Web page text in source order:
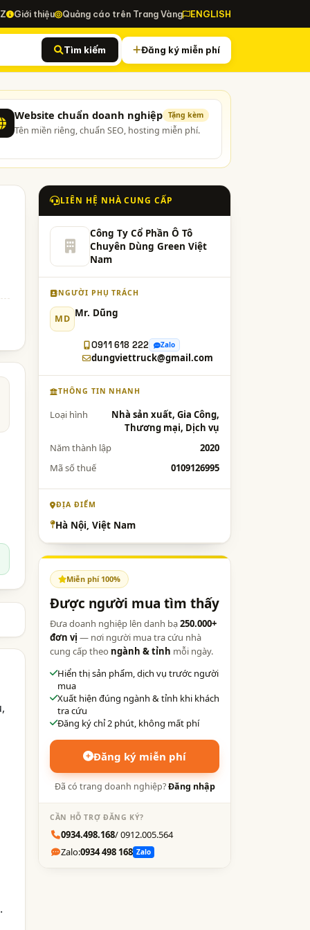
Giới thiệu Quảng cáo trên Trang Vàng ENGLISH
Tìm kiếm Đăng ký miễn phí
Website chuẩn doanh nghiệp Tặng kèm
Tên miền riêng, chuẩn SEO, hosting miễn phí.
LIÊN HỆ NHÀ CUNG CẤP
Công Ty Cổ Phần Ô Tô
Chuyên Dùng Green Việt
Nam
NGƯỜI PHỤ TRÁCH
MD Mr. Dũng
0911 618 222 Zalo
dungviettruck@gmail.com
THÔNG TIN NHANH
Loại hình
Nhà sản xuất, Gia Công,
Thương mại, Dịch vụ
Năm thành lập
2020
Mã số thuế
0109126995
ĐỊA ĐIỂM
Hà Nội, Việt Nam
Miễn phí 100%
Được người mua tìm thấy
Đưa doanh nghiệp lên danh bạ250.000+
đơn vị — nơi người mua tra cứu nhà
cung cấp theo ngành & tỉnh mỗi ngày.
Hiển thị sản phẩm, dịch vụ trước người
mua
Xuất hiện đúng ngành & tỉnh khi khách
tra cứu
Đăng ký chỉ 2 phút, không mất phí
Đăng ký miễn phí
Đã có trang doanh nghiệp?Đăng nhập
CẦN HỖ TRỢ ĐĂNG KÝ?
0934.498.168/ 0912.005.564
Zalo:0934 498 168 Zalo